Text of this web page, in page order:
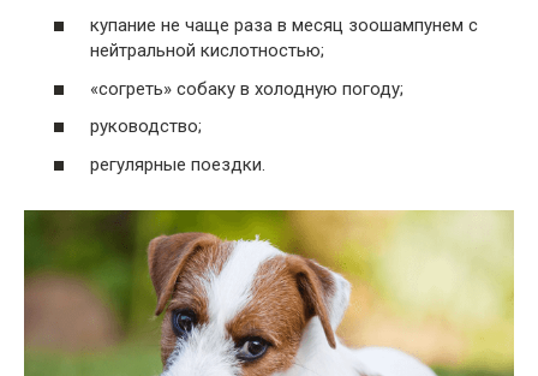
купание не чаще раза в месяц зоошампунем с
нейтральной кислотностью;
«согреть» собаку в холодную погоду;
руководство;
регулярные поездки.